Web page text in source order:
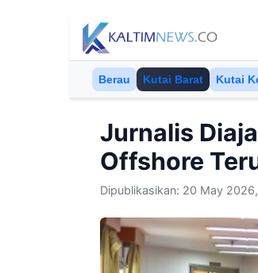
Skip to content
Berau Kutai Barat Kutai
Jurnalis
Offshore
Dipublikasikan: 20 May